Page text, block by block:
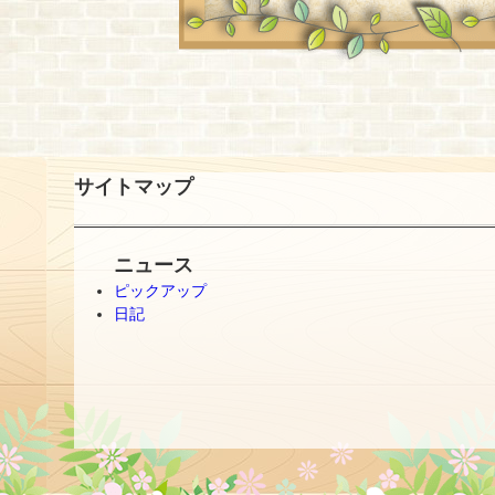
サイトマップ
ニュース
ピックアップ
日記